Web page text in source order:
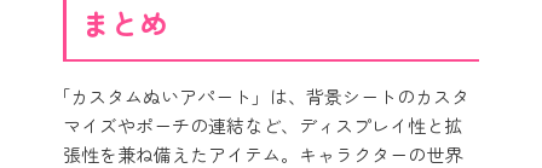
まとめ
「カスタムぬいアパート」は、背景シートのカスタ
マイズやポーチの連結など、ディスプレイ性と拡
張性を兼ね備えたアイテム。キャラクターの世界